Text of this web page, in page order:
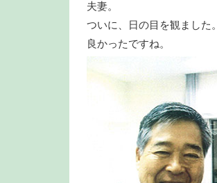
夫妻。
ついに、日の目を観ました。
良かったですね。